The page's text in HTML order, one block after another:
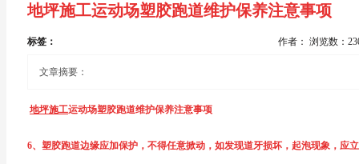
地坪施工运动场塑胶跑道维护保养注意事项
标签： 作者： 浏览数：
文章摘要：
地坪施工运动场塑胶跑道维护保养注意事项
塑胶跑道是由聚氨酯橡胶等材料组成的，具有一定的弹性和色彩，具有一定
6、塑胶跑道边缘应加保护，不得任意掀动，如发现道牙损坏，起泡现象，应